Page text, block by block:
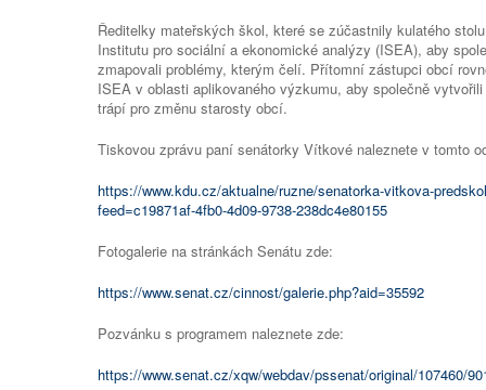
Ředitelky mateřských škol, které se zúčastnily kulatého
Institutu pro sociální a ekonomické analýzy (ISEA), aby
zmapovali problémy, kterým čelí. Přítomní zástupci obcí
ISEA v oblasti aplikovaného výzkumu, aby společně
trápí pro změnu starosty obcí.
Tiskovou zprávu paní senátorky Vítkové naleznete v tomto
https://www.kdu.cz/aktualne/ruzne/senatorka-vitkova-
feed=c19871af-4fb0-4d09-9738-238dc4e80155
Fotogalerie na stránkách Senátu zde:
https://www.senat.cz/cinnost/galerie.php?aid=35592
Pozvánku s programem naleznete zde:
https://www.senat.cz/xqw/webdav/pssenat/original/107460/